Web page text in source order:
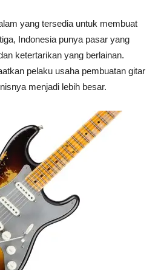
yang tersedia untuk membuat
Indonesia punya pasar yang
ketertarikan yang berlainan.
pelaku usaha pembuatan gitar
menjadi lebih besar.